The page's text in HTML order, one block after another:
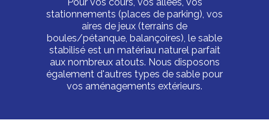
stationnements (places de parking), vos
aires de jeux (terrains de
boules/pétanque, balançoires), le sable
stabilisé est un matériau naturel parfait
aux nombreux atouts. Nous disposons
également d'autres types de sable pour
vos aménagements extérieurs.